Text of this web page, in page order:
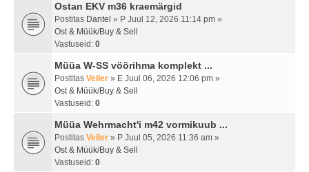
Ostan EKV m36 kraemärgid
Postitas Dantel » P Juul 12, 2026 11:14 pm »
Ost & Müük/Buy & Sell
Vastuseid: 0
Müüa W-SS vöörihma komplekt ...
Postitas Veiler » E Juul 06, 2026 12:06 pm »
Ost & Müük/Buy & Sell
Vastuseid: 0
Müüa Wehrmacht'i m42 vormikuub ...
Postitas Veiler » P Juul 05, 2026 11:36 am »
Ost & Müük/Buy & Sell
Vastuseid: 0